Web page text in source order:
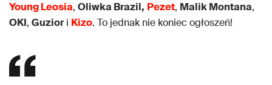
Young Leosia, Oliwka Brazil, Pezet, Malik Montana,
OKI, Guziori Kizo. To jednak nie koniec ogłoszeń!